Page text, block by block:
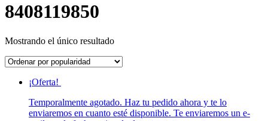
8408119850
Mostrando el único resultado
¡Oferta!
Temporalmente agotado. Haz tu pedido ahora y te lo
enviaremos en cuanto esté disponible. Te enviaremos un e-